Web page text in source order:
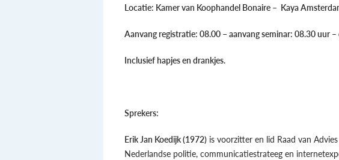
Locatie: Kamer van Koophandel Bonaire – Kaya
Aanvang registratie: 08.00 – aanvang seminar: 08.30 uur
Inclusief hapjes en drankjes.
Sprekers:
Erik Jan Koedijk (1972) is voorzitter en lid Raad van
Nederlandse politie, communicatiestrateeg en